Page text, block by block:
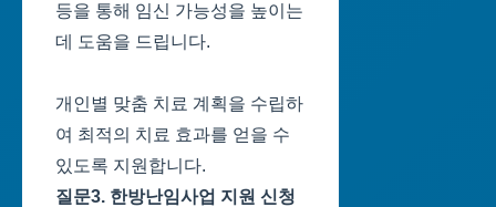
등을 통해 임신 가능성을 높이는
데 도움을 드립니다.
개인별 맞춤 치료 계획을 수립하
여 최적의 치료 효과를 얻을 수
있도록 지원합니다.
질문3. 한방난임사업 지원 신청